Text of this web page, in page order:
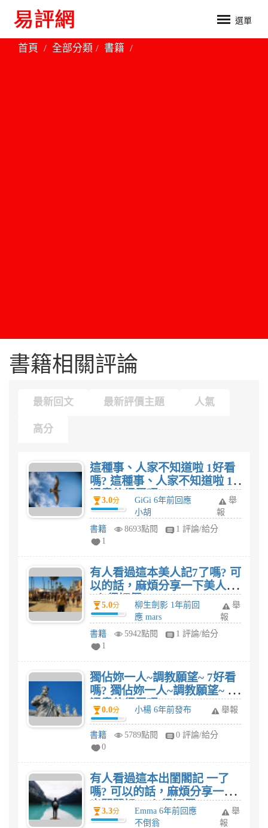
選單
首頁 全部分類 書籍
書籍相關評論
最新回文 最新評價主題 人氣
高分
這種事、人家不知道啦 1好看
嗎? 這種事、人家不知道啦 1
漫畫值得買嗎?
3.0分
GiGi 6年前回應
小胡
舉
報
書籍
8693點閱
1 評論/給分
1
有人看過這本美人記7了嗎? 可
以的話，麻煩分享一下美人記
7心得評價
5.0分
柳生劍影 1年前回
應 mars
舉
報
書籍
5942點閱
1 評論/給分
1
獨佔妳一人~調教願望~ 7好看
嗎? 獨佔妳一人~調教願望~ 7
漫畫值得買嗎?
0.0分 小楊 6年前發布 舉報
書籍 5789點閱
0 評論/給分
0
有人看過這本出閨閣記 一了
嗎? 可以的話，麻煩分享一下
出閨閣記 一心得評價
3.3分
Emma 6年前回應
不倒翁
舉
報